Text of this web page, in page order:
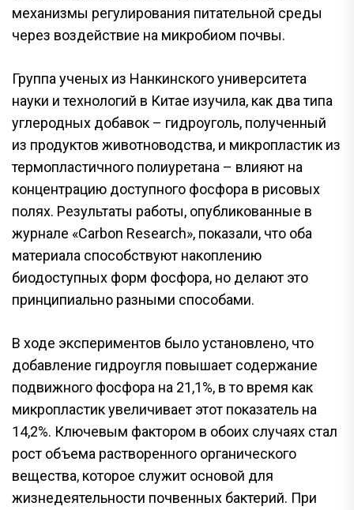
механизмы регулирования питательной среды
через воздействие на микробиом почвы.
Группа ученых из Нанкинского университета
науки и технологий в Китае изучила, как два типа
углеродных добавок – гидроуголь, полученный
из продуктов животноводства, и микропластик из
термопластичного полиуретана – влияют на
концентрацию доступного фосфора в рисовых
полях. Результаты работы, опубликованные в
журнале «Carbon Research», показали, что оба
материала способствуют накоплению
биодоступных форм фосфора, но делают это
принципиально разными способами.
В ходе экспериментов было установлено, что
добавление гидроугля повышает содержание
подвижного фосфора на 21,1%, в то время как
микропластик увеличивает этот показатель на
14,2%. Ключевым фактором в обоих случаях стал
рост объема растворенного органического
вещества, которое служит основой для
жизнедеятельности почвенных бактерий. При